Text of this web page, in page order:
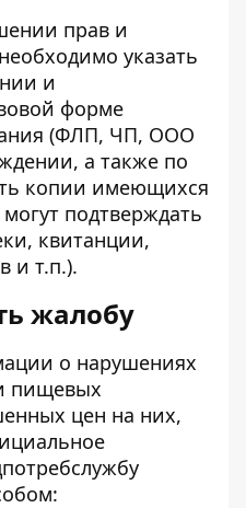
прав и
указать
и
форме
(ФЛП, ЧП, ООО
а также по
копии имеющихся
подтверждать
квитанции,
и т.п.).
жалобу
о нарушениях
пищевых
цен на них,